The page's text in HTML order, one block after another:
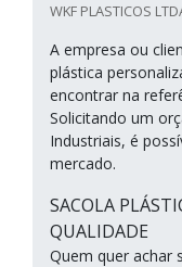
WKF PLASTICOS
A empresa ou
plástica
encontrar na
Solicitando um
Industriais, é
mercado.
SACOLA
QUALIDADE
Quem quer achar